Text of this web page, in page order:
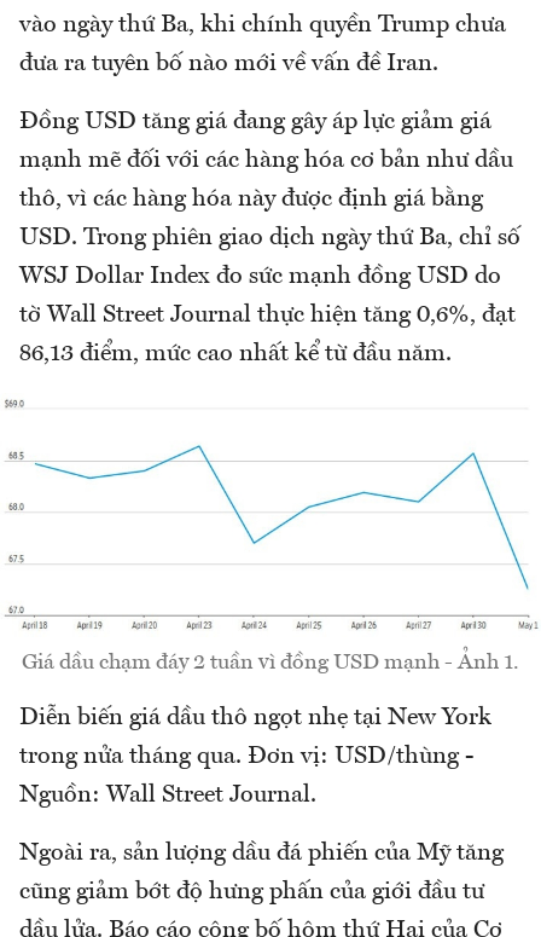
vào ngày thứ Ba, khi chính quyền Trump chưa
đưa ra tuyên bố nào mới về vấn đề Iran.
Đồng USD tăng giá đang gây áp lực giảm giá
mạnh mẽ đối với các hàng hóa cơ bản như dầu
thô, vì các hàng hóa này được định giá bằng
USD. Trong phiên giao dịch ngày thứ Ba, chỉ số
WSJ Dollar Index đo sức mạnh đồng USD do
tờ Wall Street Journal thực hiện tăng 0,6%, đạt
86,13 điểm, mức cao nhất kể từ đầu năm.
Giá dầu chạm đáy 2 tuần vì đồng USD mạnh - Ảnh 1.
Diễn biến giá dầu thô ngọt nhẹ tại New York
trong nửa tháng qua. Đơn vị: USD/thùng -
Nguồn: Wall Street Journal.
Ngoài ra, sản lượng dầu đá phiến của Mỹ tăng
cũng giảm bớt độ hưng phấn của giới đầu tư
dầu lửa. Báo cáo công bố hôm thứ Hai của Cơ